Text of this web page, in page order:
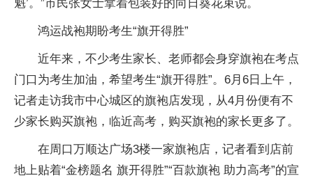
魁’。”市民张女士拿着包装好的向日葵花束说。
鸿运战袍期盼考生“旗开得胜”
近年来，不少考生家长、老师都会身穿旗袍在考点
门口为考生加油，希望考生“旗开得胜”。6月6日上午，
记者走访我市中心城区的旗袍店发现，从4月份便有不
少家长购买旗袍，临近高考，购买旗袍的家长更多了。
在周口万顺达广场3楼一家旗袍店，记者看到店前
地上贴着“金榜题名 旗开得胜”“百款旗袍 助力高考”的宣